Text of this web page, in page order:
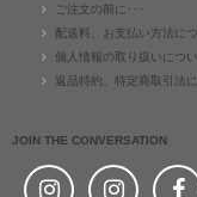
ご注文の前に･･･
配送料、お支払い方法に
個人情報の取り扱いにつ
返品特約、特定商取引法
JOIN THE CONVERSATION